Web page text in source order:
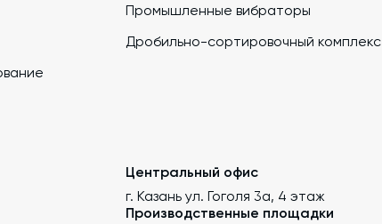
Промышленные вибраторы
Дробильно-сортировочный комплекс
Центральный офис
г. Казань ул. Гоголя 3а, 4 этаж
Производственные площадки